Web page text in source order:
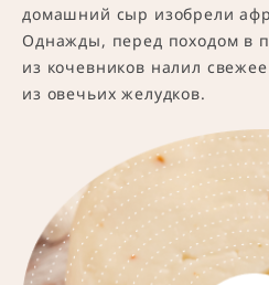
домашний сыр изобрели
Однажды, перед походом в
из кочевников налил
из овечьих желудков.